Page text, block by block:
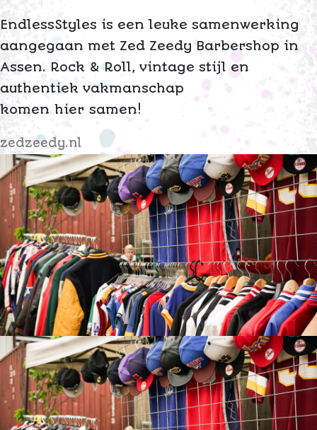
EndlessStyles is een leuke samenwerking
aangegaan met Zed Zeedy Barbershop in
Assen. Rock & Roll, vintage stijl en
authentiek vakmanschap
komen hier samen!
zedzeedy.nl